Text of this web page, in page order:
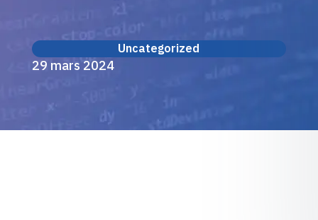
Uncategorized
29 mars 2024